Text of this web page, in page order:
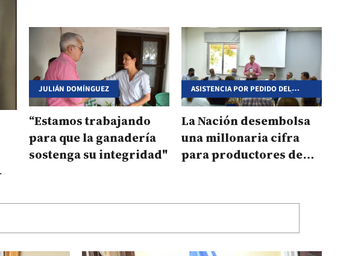
productores
afectados por el fuego
JULIÁN DOMÍNGUEZ
“Estamos trabajando
para que la ganadería
sostenga su integridad"
ASISTENCIA POR PEDIDO DEL
PRESIDENTE ALBERTO FERNÁNDEZ
La Nación desembolsa
una millonaria cifra
para productores de